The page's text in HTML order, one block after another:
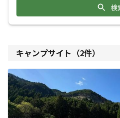
検
キャンプサイト（2件）